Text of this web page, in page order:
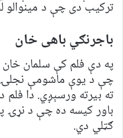
ترکیب دی چې د
باجرنګي باهی خان
په دې فلم کې سلمان
چې د یوې ماشومې
ته بیرته ورسېږي. دا فلم
باور کیسه ده چې د نړۍ
ګټلي دي.